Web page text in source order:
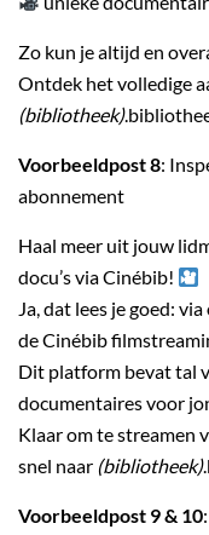
Zo kun je altijd en
Ontdek het volledige
(bibliotheek)
Voorbeeldpost 8:
abonnement
Haal meer uit jouw
docu’s via Cinébib!
Ja, dat lees je goed:
de Cinébib
Dit platform bevat tal
documentaires voor
Klaar om te streamen
snel naar (bibliotheek)
Voorbeeldpost 9 & 10